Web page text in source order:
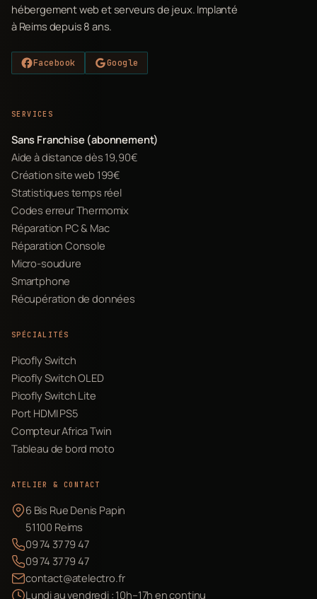
hébergement web et serveurs de jeux. Implanté
à Reims depuis 8 ans.
Facebook Google
SERVICES
Sans Franchise (abonnement)
Aide à distance dès 19,90€
Création site web 199€
Statistiques temps réel
Codes erreur Thermomix
Réparation PC & Mac
Réparation Console
Micro-soudure
Smartphone
Récupération de données
SPÉCIALITÉS
Picofly Switch
Picofly Switch OLED
Picofly Switch Lite
Port HDMI PS5
Compteur Africa Twin
Tableau de bord moto
ATELIER & CONTACT
6 Bis Rue Denis Papin
51100 Reims
09 74 37 79 47
09 74 37 79 47
contact@atelectro.fr
Lundi au vendredi : 10h–17h en continu